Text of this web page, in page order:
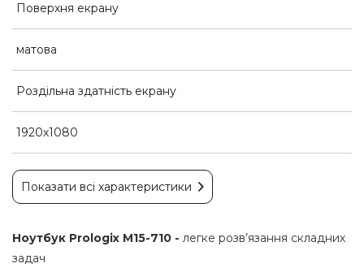
Поверхня екрану
матова
Роздільна здатність екрану
1920x1080
Показати всі характеристики
Ноутбук Prologix M15-710 - легке розв’язання складних
задач